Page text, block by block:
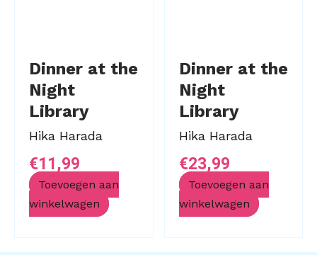
Dinner at the
Night
Library
Hika Harada
€11,99
Toevoegen aan
winkelwagen
Dinner at the
Night
Library
Hika Harada
€23,99
Toevoegen aan
winkelwagen